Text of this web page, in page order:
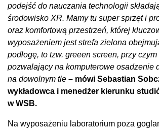
podejść do nauczania technologii
środowisko XR. Mamy tu super sprzęt i
oraz komfortową przestrzeń, której
wyposażeniem jest strefa zielona
podłogę, to tzw. greeen screen, przy
pozwalający na komputerowe osadzenie
na dowolnym tle – mówi Sebastian
wykładowca i menedżer kierunku
w WSB.
Na wyposażeniu laboratorium poza